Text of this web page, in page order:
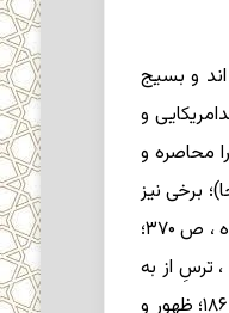
اند و بسیج
ضدامریکایی و
دکتر مصدق را محاصره و
آینده است ، ص ۶۶۵؛ ابتهاج ، ج ۱، ص ۳۴۳؛ بامداد، همانجا)؛ برخی نیز
گفته اند که ملکه مادر در این دوره بارها به منزل بهبهانی و کاشانی رفته و از آنها برای حمایت شاه استمداد کرده است (ذبیح ، ص ۱۸۲؛ گازیوروسکی ، ص ۲۸، ۳۶؛ تقی زاده ، ص ۳۷۰؛
، ترسِ از به
قدرت رسیدن حزب توده را مطرح کرده اند؛ در برابر، گفته شده است که او خود در بزرگنمایی خطر حزب توده نقش داشته است (مدنی ، ج ۱، ص ۲۷۷ـ ۲۷۸؛ ذبیح ، ص ۱۸۶؛ ظهور و